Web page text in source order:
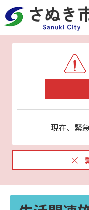
現在、緊